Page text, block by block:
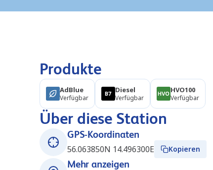
Produkte
AdBlue
Verfügbar
Diesel
Verfügbar
HVO100
Verfügbar
Über diese Station
GPS-Koordinaten
56.063850N 14.496300E
Kopieren
Mehr anzeigen